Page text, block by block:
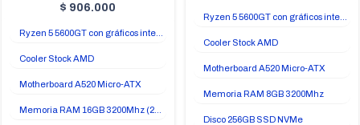
$ 906.000
Cooler Stock AMD
Motherboard A520 Micro-ATX
Cooler Stock AMD
Motherboard A520 Micro-ATX
Memoria RAM 8GB 3200Mhz
Disco 256GB SSD NVMe